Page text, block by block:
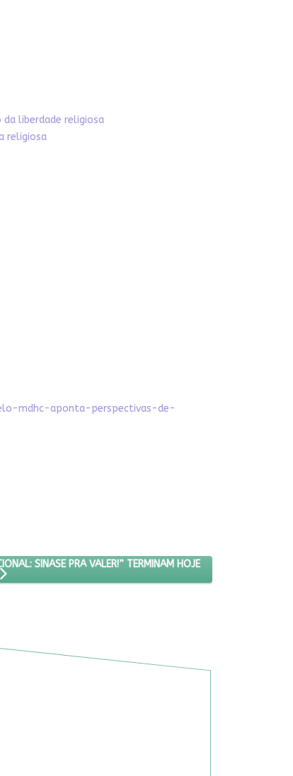
da liberdade religiosa
religiosa
mdhc-aponta-perspectivas-de-
"ENCONTRO NACIONAL: SINASE PRA VALER!” TERMINAM HOJE
SINASE PRA VALER!” TERMINAM HOJE